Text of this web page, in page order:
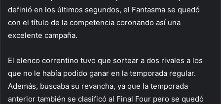
definió en los últimos segundos, el Fantasma se quedó
con el título de la competencia coronando así una
excelente campaña.
El elenco correntino tuvo que sortear a dos rivales a los
que no le había podido ganar en la temporada regular.
Además, buscaba su revancha, ya que la temporada
anterior también se clasificó al Final Four pero se quedó